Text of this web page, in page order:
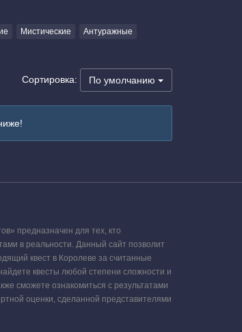
Мистические Антуражные
Сортировка: По умолчанию
предназначен для тех, кто
в реальности. Данный сайт позволит
квест в Королеве за считанные
квесты любой степени сложности и
сможете ознакомиться с результатами
оценки, сделанной представителями